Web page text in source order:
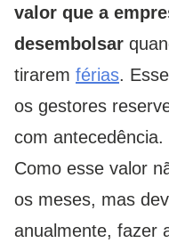
valor que a
desembolsar
tirarem férias.
os gestores
com antecedência.
Como esse valor
os meses, mas
anualmente, fazer